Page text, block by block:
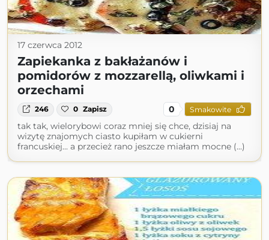
17 czerwca 2012
Zapiekanka z bakłażanów i
pomidorów z mozzarellą, oliwkami i
orzechami
246 0 Zapisz 0 Smakowite
tak tak, wielorybowi coraz mniej się chce, dzisiaj na
wizytę znajomych ciasto kupiłam w cukierni
francuskiej... a przecież rano jeszcze miałam mocne (...)